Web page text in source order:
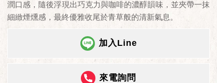
潤口感，隨後浮現出巧克力與咖啡的濃醇韻味，並夾帶一抹
細緻煙燻感，最終優雅收尾於青草般的清新氣息。
加入Line
來電詢問